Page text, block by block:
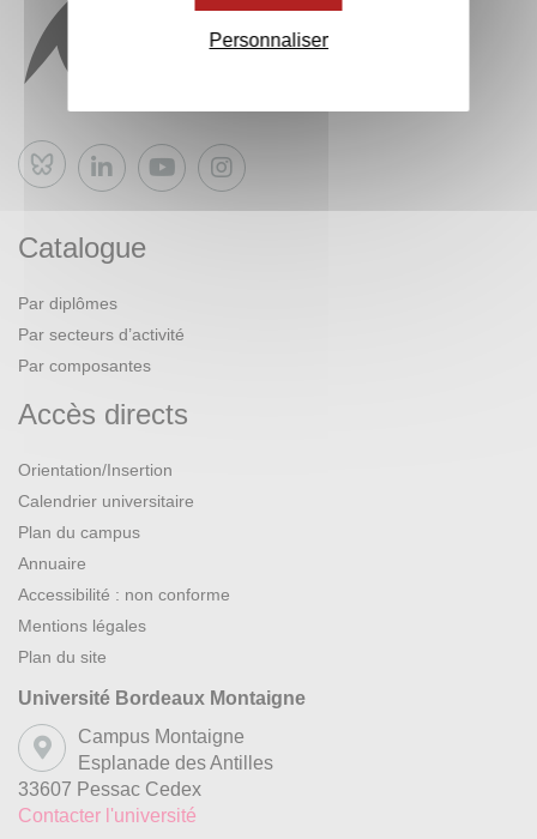
Bluesky
Catalogue
Par diplômes
Par secteurs d’activité
Par composantes
Accès directs
Orientation/Insertion
Calendrier universitaire
Plan du campus
Annuaire
Accessibilité : non conforme
Mentions légales
Plan du site
Université Bordeaux Montaigne
Campus Montaigne
Esplanade des Antilles
33607 Pessac Cedex
Contacter l'université
Personnaliser